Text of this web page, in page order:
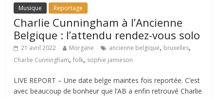
Musique Reportage
Charlie Cunningham à l’Ancienne
Belgique : l’attendu rendez-vous solo
21 avril 2022 Morgane ancienne belgique, bruxelles,
Charlie Cunningham,folk, sophie jamieson
LIVE REPORT – Une date belge maintes fois reportée. C’est
avec beaucoup de bonheur que l’AB a enfin retrouvé Charlie